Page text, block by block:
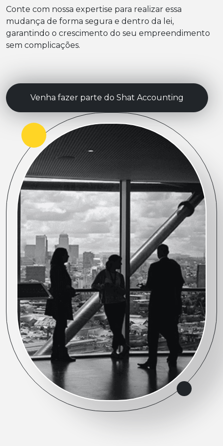
Conte com nossa expertise para realizar essa
mudança de forma segura e dentro da lei,
garantindo o crescimento do seu empreendimento
sem complicações.
Venha fazer parte do Shat Accounting